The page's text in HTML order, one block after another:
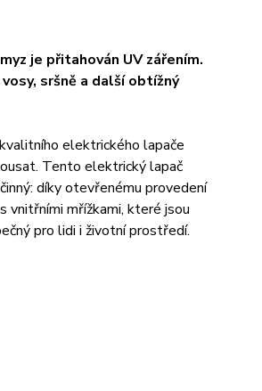
je přitahován UV zářením.
sršně a další obtížný
elektrického lapače
Tento elektrický lapač
díky otevřenému provedení
vnitřními mřížkami, které jsou
pro lidi i životní prostředí.